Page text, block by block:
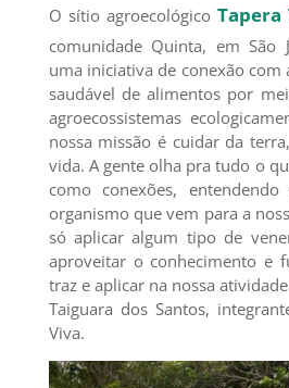
O sítio agroecológico Tapera
comunidade Quinta, em São
uma iniciativa de conexão com
saudável de alimentos por
agroecossistemas
nossa missão é cuidar da
vida. A gente olha pra tudo o
como conexões,
organismo que vem para a
só aplicar algum tipo de
aproveitar o conhecimento e
traz e aplicar na nossa
Taiguara dos Santos,
Viva.